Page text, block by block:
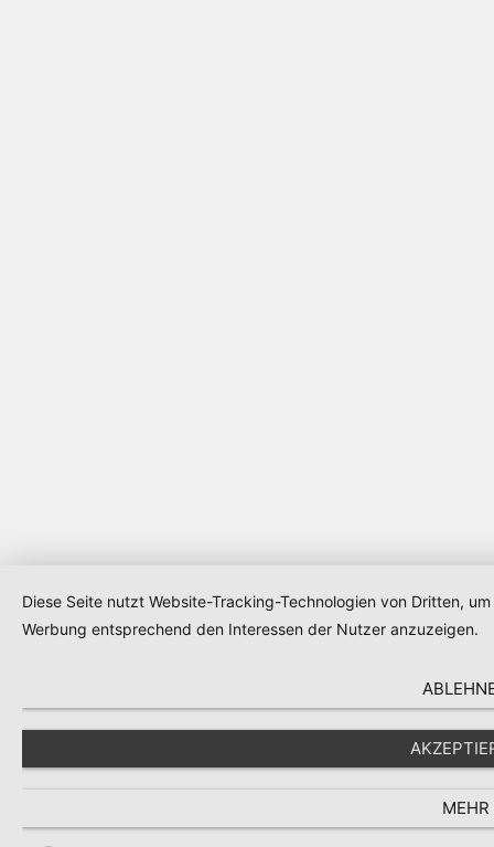
Diese Seite nutzt Website-Tracking-Technologien von Dritten,
Werbung entsprechend den Interessen der Nutzer anzuzeigen.
MEHR